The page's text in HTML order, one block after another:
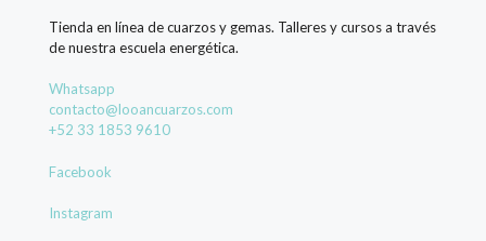
Tienda en línea de cuarzos y gemas. Talleres y cursos a través
de nuestra escuela energética.
Whatsapp
contacto@looancuarzos.com
+52 33 1853 9610
Facebook
Instagram